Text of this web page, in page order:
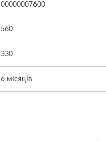
00000007600
560
330
6 місяців